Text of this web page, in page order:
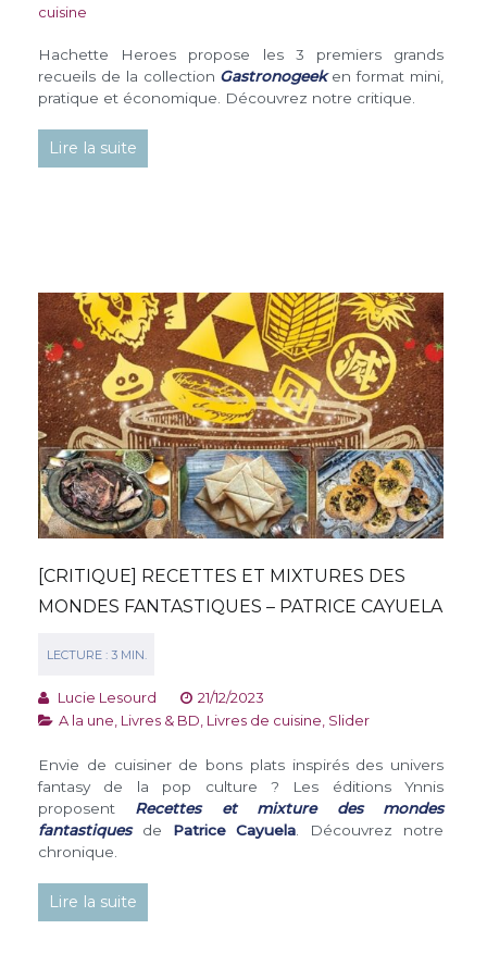
cuisine
Hachette Heroes propose les 3 premiers grands
recueils de la collection Gastronogeek en format mini,
pratique et économique. Découvrez notre critique.
Lire la suite
[CRITIQUE] RECETTES ET MIXTURES DES
MONDES FANTASTIQUES – PATRICE CAYUELA
Lucie Lesourd
21/12/2023
A la une, Livres & BD, Livres de cuisine, Slider
Envie de cuisiner de bons plats inspirés des univers
fantasy de la pop culture ? Les éditions Ynnis
proposent Recettes et mixture des mondes
fantastiquesde Patrice Cayuela . Découvrez notre
chronique.
Lire la suite